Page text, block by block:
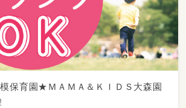
保育園★ＭＡＭＡ＆ＫＩＤＳ大森園